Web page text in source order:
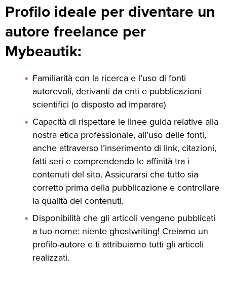
Profilo ideale per diventare un
autore freelance per
Mybeautik:
Familiarità con la ricerca e l’uso di fonti
autorevoli, derivanti da enti e pubblicazioni
scientifici (o disposto ad imparare)
Capacità di rispettare le linee guida relative alla
nostra etica professionale, all’uso delle fonti,
anche attraverso l’inserimento di link, citazioni,
fatti seri e comprendendo le affinità tra i
contenuti del sito. Assicurarsi che tutto sia
corretto prima della pubblicazione e controllare
la qualità dei contenuti.
Disponibilità che gli articoli vengano pubblicati
a tuo nome: niente ghostwriting! Creiamo un
profilo-autore e ti attribuiamo tutti gli articoli
realizzati.